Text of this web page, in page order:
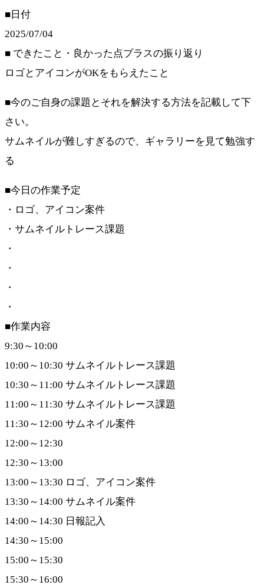
■日付
2025/07/04
■ できたこと・良かった点プラスの振り返り
ロゴとアイコンがOKをもらえたこと
■今のご自身の課題とそれを解決する方法を記載して下
さい。
サムネイルが難しすぎるので、ギャラリーを見て勉強す
る
■今日の作業予定
・ロゴ、アイコン案件
・サムネイルトレース課題
・
・
・
・
■作業内容
9:30～10:00
10:00～10:30 サムネイルトレース課題
10:30～11:00 サムネイルトレース課題
11:00～11:30 サムネイルトレース課題
11:30～12:00 サムネイル案件
12:00～12:30
12:30～13:00
13:00～13:30 ロゴ、アイコン案件
13:30～14:00 サムネイル案件
14:00～14:30 日報記入
14:30～15:00
15:00～15:30
15:30～16:00